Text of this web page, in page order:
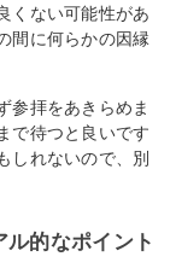
くない可能性があ
間に何らかの因縁
参拝をあきらめま
で待つと良いです
しれないので、別
的なポイント